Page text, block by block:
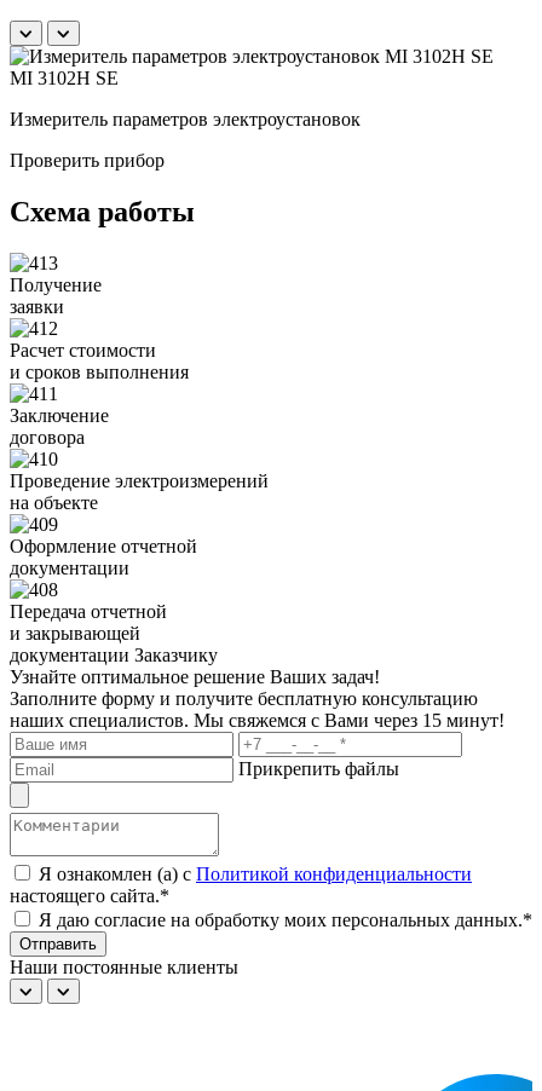
MI 3102H SE
Измеритель параметров электроустановок
Проверить прибор
Схема работы
Получение
заявки
Расчет стоимости
и сроков выполнения
Заключение
договора
Проведение электроизмерений
на объекте
Оформление отчетной
документации
Передача отчетной
и закрывающей
документации Заказчику
Узнайте оптимальное решение Ваших задач!
Заполните форму и получите бесплатную консультацию
наших специалистов. Мы свяжемся с Вами через 15 минут!
Прикрепить файлы
Я ознакомлен (а) с Политикой конфиденциальности
настоящего сайта.*
Я даю согласие на обработку моих персональных данных.*
Отправить
Наши постоянные клиенты